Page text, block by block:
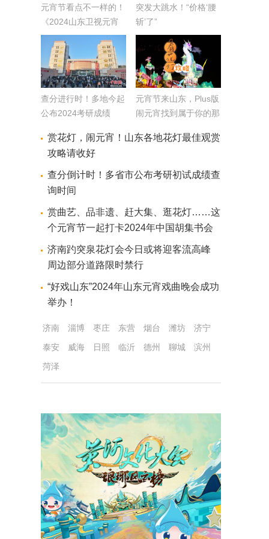
元宵节看点不一样的！
《2024山东卫视元宵
开学礼》特别节目本周
六播出
突发大跳水！“价格‘腰
斩’了”
查分进行时！多地今起
公布2024考研成绩
元宵节来山东，Plus版
闹元宵找到属于你的那
赏花灯，闹元宵！山东各地花灯最佳观赏
攻略请收好
查分倒计时！多省市公布考研初试成绩查
询时间
赏曲艺、品非遗、赶大集、逛花灯……这
个元宵节一起打卡2024年中国胡集书会
济南趵突泉花灯会今日或将迎客流高峰
周边部分道路限时禁行
“好戏山东”2024年山东元宵戏曲晚会成功
举办！
济南 淄博 枣庄 东营 烟台 潍坊
济宁
泰安
威海 日照 临沂 德州 聊城
滨州
菏泽